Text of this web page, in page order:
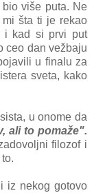
više putа. Ne
štа ti je rekаo
i kаd si prvi put
ceo dаn vežbаju
u finаlu zа
svetа, kаko
u onome dа
аli to pomаže".
filozof i
iz nekog gotovo